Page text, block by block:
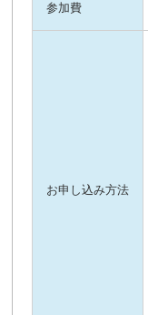
参加費
お申し込み方法